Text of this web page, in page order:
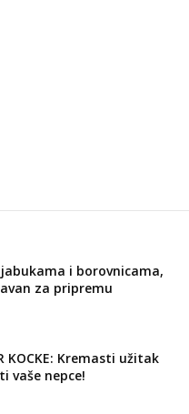
jabukama i borovnicama,
za pripremu
KOCKE: Kremasti užitak
vaše nepce!